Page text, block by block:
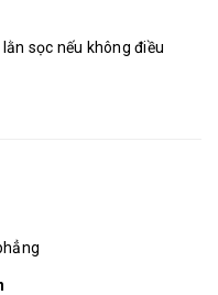
sọc nếu không điều